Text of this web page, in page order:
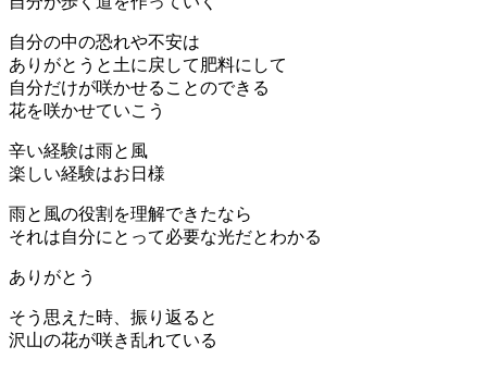
自分の中の恐れや不安は
ありがとうと土に戻して肥料にして
自分だけが咲かせることのできる
花を咲かせていこう
辛い経験は雨と風
楽しい経験はお日様
雨と風の役割を理解できたなら
それは自分にとって必要な光だとわかる
ありがとう
そう思えた時、振り返ると
沢山の花が咲き乱れている